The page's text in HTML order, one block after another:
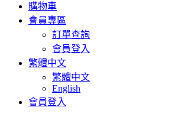
購物車
會員專區
訂單查詢
會員登入
繁體中文
繁體中文
English
會員登入